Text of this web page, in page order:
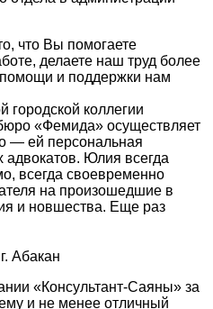
что Вы помогаете
делаете наш труд более
и поддержки нам
городской коллегии
«Фемида» осуществляет
— ей персональная
адвокатов. Юлия всегда
всегда своевременно
на произошедшие в
и новшества. Еще раз
Абакан
«Консультант-Саяны» за
и не менее отличный